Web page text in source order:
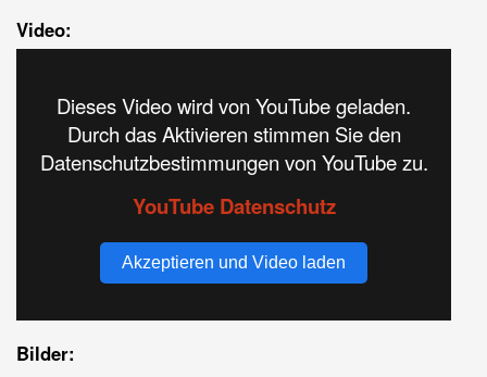
Video:
Dieses Video wird von YouTube geladen.
Durch das Aktivieren stimmen Sie den
Datenschutzbestimmungen von YouTube zu.
YouTube Datenschutz
Akzeptieren und Video laden
Bilder: